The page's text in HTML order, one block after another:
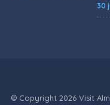
30
© Copyright 2026 Visit